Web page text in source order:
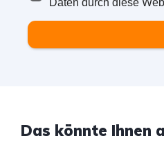
Daten durch diese
Das könnte Ihnen